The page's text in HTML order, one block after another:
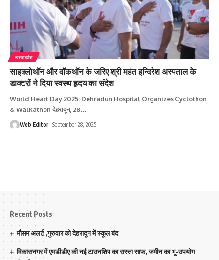
उत्तराखंड
साइक्लोथॉन और वॉकथॉन के जरिए श्री महंत इन्दिरेश अस्पताल के
डाक्टरों ने दिया स्वस्थ हृदय का संदेश
World Heart Day 2025: Dehradun Hospital Organizes Cyclothon
& Walkathon देहरादून, 28…
Web Editor September 28, 2025
Recent Posts
मौसम अलर्ट ,गुरुवार को देहरादून में स्कूल बंद
विकासनगर में एमडीडीए की नई टाउनशिप का रास्ता साफ, जमीन का भू-उपयोग